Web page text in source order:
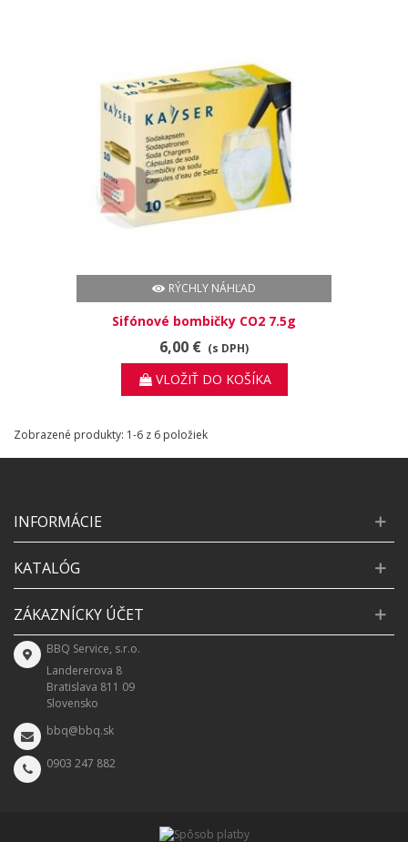
RÝCHLY NÁHĽAD
Sifónové bombičky CO2 7.5g
6,00 € (s DPH)
VLOŽIŤ DO KOŠÍKA
Zobrazené produkty: 1-6 z 6 položiek
INFORMÁCIE
KATALÓG
ZÁKAZNÍCKY ÚČET
BBQ Service, s.r.o.
Landererova 8
Bratislava 811 09
Slovensko
bbq@bbq.sk
0903 247 882